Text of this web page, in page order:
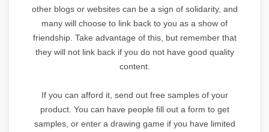
other blogs or websites can be a sign of solidarity, and
many will choose to link back to you as a show of
friendship. Take advantage of this, but remember that
they will not link back if you do not have good quality
content.
If you can afford it, send out free samples of your
product. You can have people fill out a form to get
samples, or enter a drawing game if you have limited